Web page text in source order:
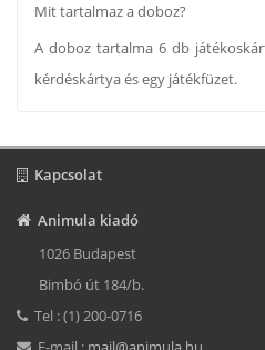
Mit tartalmaz a doboz?
A doboz tartalma 6 db
kérdéskártya és egy játékfüzet.
Kapcsolat
Animula kiadó
1026 Budapest
Bimbó út 184/b.
Tel : (1) 200-0716